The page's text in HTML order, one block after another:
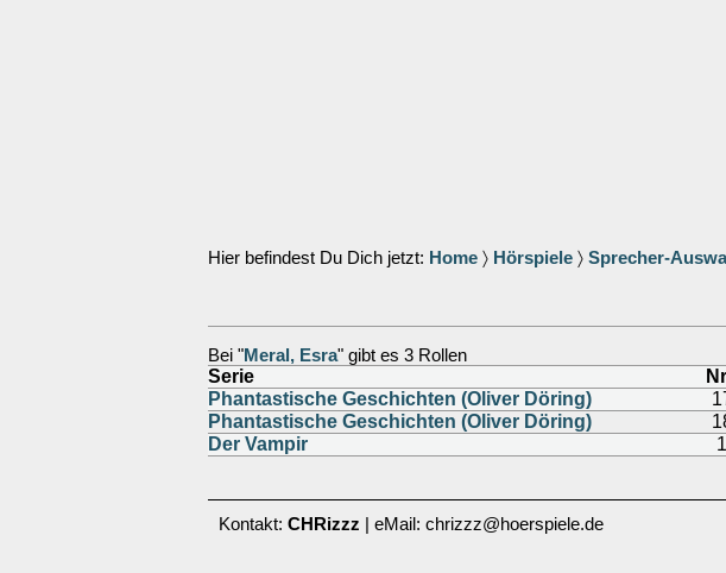
Hier befindest Du Dich jetzt: Home 〉 Hörspiele 〉 Sprecher-
Bei "Meral, Esra" gibt es 3 Rollen
Serie
Phantastische Geschichten (Oliver Döring)
Phantastische Geschichten (Oliver Döring)
Der Vampir
1
Kontakt: CHRizzz | eMail: chrizzz@hoerspiele.de